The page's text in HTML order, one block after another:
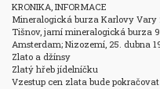
KRONIKA, INFORMACE
Mineralogická burza Karlovy Vary
Tišnov, jarní mineralogická burza
Amsterdam; Nizozemí, 25. dubna
Zlato a džínsy
Zlatý hřeb jídelníčku
Vzestup cen zlata bude pokračovat